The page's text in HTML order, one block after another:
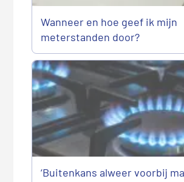
Wanneer en hoe geef ik mijn
meterstanden door?
‘Buitenkans alweer voorbij